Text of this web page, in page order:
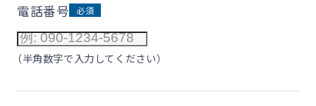
電話番号
（半角数字で入力してください）